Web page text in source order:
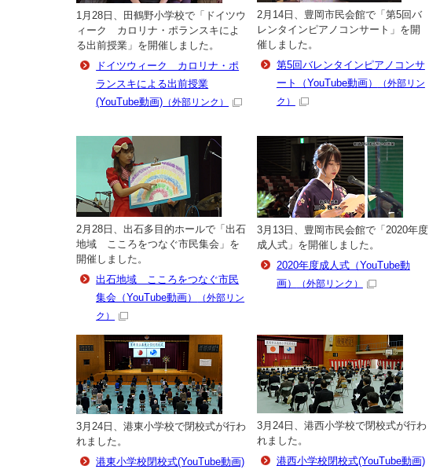
1月28日、田鶴野小学校で「ドイツウ
ィーク カロリナ・ポランスキによ
る出前授業」を開催しました。
ドイツウィーク カロリナ・ポ
ランスキによる出前授業
(YouTube動画) （外部リンク）
2月14日、豊岡市民会館で「第5回バ
レンタインピアノコンサート」を開
催しました。
第5回バレンタインピアノコンサ
ート（YouTube動画）
（外部リン
ク）
2月28日、出石多目的ホールで「出石
地域 こころをつなぐ市民集会」を
開催しました。
出石地域 こころをつなぐ市民
集会（YouTube動画）
（外部リン
ク）
3月13日、豊岡市民会館で「2020年度
成人式」を開催しました。
2020年度成人式（YouTube動
画）
（外部リンク）
3月24日、港東小学校で閉校式が行わ
れました。
港東小学校閉校式(YouTube動画)
3月24日、港西小学校で閉校式が行わ
れました。
港西小学校閉校式(YouTube動画)